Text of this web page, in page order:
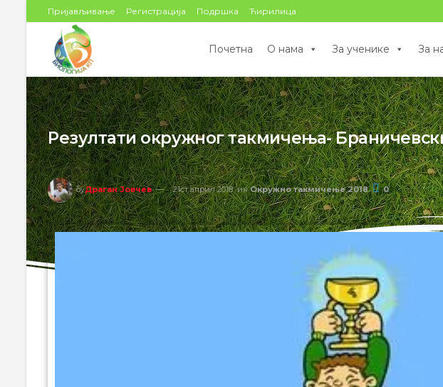
Пријављивање Регистрација Подршка Ћирилица
Почетна О нама За ученике За
Резултати окружног такмичења-
бyДраган Јовчев 21ст април 2018 ин Окружно такмичење 2018 0